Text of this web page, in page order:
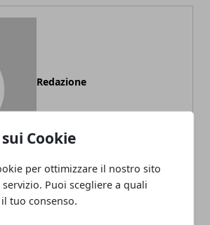
Cookie
per ottimizzare il nostro sito
Puoi scegliere a quali
tuo consenso.
Redazione